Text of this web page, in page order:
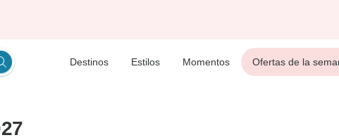
Destinos Estilos Momentos Ofertas de la